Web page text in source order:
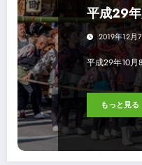
平成29
2019年12月
平成29年10
もっと見る